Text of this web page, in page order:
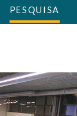
PESQUISA